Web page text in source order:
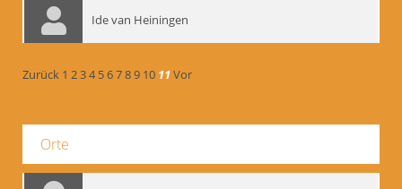
Ide van Heiningen
Zurück 1 234 56789 10 11Vor
Orte